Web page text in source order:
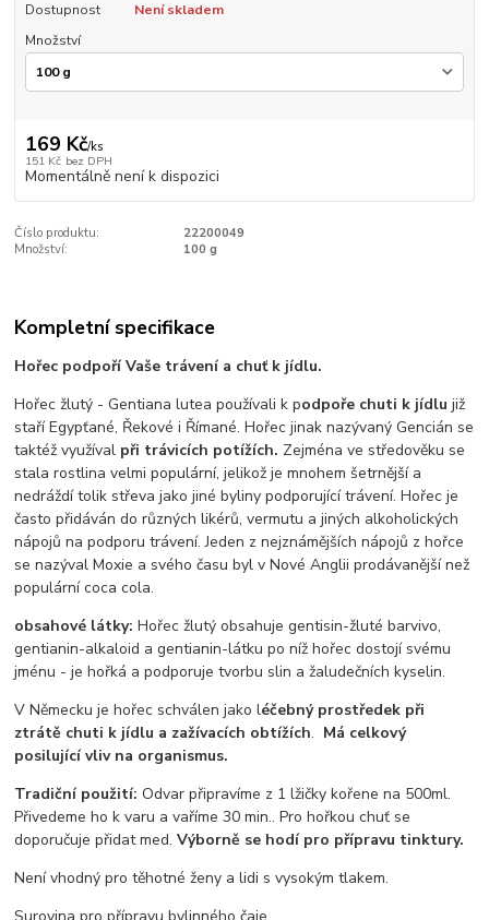
Dostupnost
Není skladem
Množství
169 Kč/ks
151 Kč bez DPH
Momentálně není k dispozici
Číslo produktu:
22200049
Množství:
100 g
Kompletní specifikace
Hořec podpoří Vaše trávení a chuť k jídlu.
Hořec žlutý - Gentiana lutea používali k podpoře chuti k jídlu již
staří Egypťané, Řekové i Římané. Hořec jinak nazývaný Gencián se
taktéž využíval při trávicích potížích. Zejména ve středověku se
stala rostlina velmi populární, jelikož je mnohem šetrnější a
nedráždí tolik střeva jako jiné byliny podporující trávení. Hořec je
často přidáván do různých likérů, vermutu a jiných alkoholických
nápojů na podporu trávení. Jeden z nejznámějších nápojů z hořce
se nazýval Moxie a svého času byl v Nové Anglii prodávanější než
populární coca cola.
obsahové látky: Hořec žlutý obsahuje gentisin-žluté barvivo,
gentianin-alkaloid a gentianin-látku po níž hořec dostojí svému
jménu - je hořká a podporuje tvorbu slin a žaludečních kyselin.
V Německu je hořec schválen jako léčebný prostředek při
ztrátě chuti k jídlu a zažívacích obtížích. Má celkový
posilující vliv na organismus.
Tradiční použití: Odvar připravíme z 1 lžičky kořene na 500ml.
Přivedeme ho k varu a vaříme 30 min.. Pro hořkou chuť se
doporučuje přidat med.Výborně se hodí pro přípravu tinktury.
Není vhodný pro těhotné ženy a lidi s vysokým tlakem.